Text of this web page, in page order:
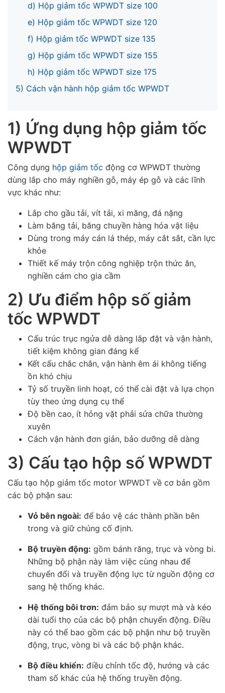
d) Hộp giảm tốc WPWDT size 100
e) Hộp giảm tốc WPWDT size 120
f) Hộp giảm tốc WPWDT size 135
g) Hộp giảm tốc WPWDT size 155
h) Hộp giảm tốc WPWDT size 175
5) Cách vận hành hộp giảm tốc WPWDT
1) Ứng dụng hộp giảm tốc
WPWDT
Công dụng hộp giảm tốc động cơ WPWDT thường
dùng lắp cho máy nghiền gỗ, máy ép gỗ và các lĩnh
vực khác như:
Lắp cho gầu tải, vít tải, xi măng, đá nặng
Làm băng tải, băng chuyền hàng hóa vật liệu
Dùng trong máy cán lá thép, máy cắt sắt, cần lực
khỏe
Thiết kế máy trộn công nghiệp trộn thức ăn,
nghiền cám cho gia cầm
2) Ưu điểm hộp số giảm
tốc WPWDT
Cấu trúc trục ngửa dễ dàng lắp đặt và vận hành,
tiết kiệm không gian đáng kể
Kết cấu chắc chắn, vận hành êm ái không tiếng
ồn khó chịu
Tỷ số truyền linh hoạt, có thể cài đặt và lựa chọn
tùy theo ứng dụng cụ thể
Độ bền cao, ít hỏng vặt phải sửa chữa thường
xuyên
Cách vận hành đơn giản, bảo dưỡng dễ dàng
3) Cấu tạo hộp số WPWDT
Cấu tạo hộp giảm tốc motor WPWDT về cơ bản gồm
các bộ phận sau:
Vỏ bên ngoài: để bảo vệ các thành phần bên
trong và giữ chúng cố định.
Bộ truyền động: gồm bánh răng, trục và vòng bi.
Những bộ phận này làm việc cùng nhau để
chuyển đổi và truyền động lực từ nguồn động cơ
sang hệ thống khác.
Hệ thống bôi trơn: đảm bảo sự mượt mà và kéo
dài tuổi thọ của các bộ phận chuyển động. Điều
này có thể bao gồm các bộ phận như bộ truyền
động, trục, vòng bi và các bộ phận khác.
Bộ điều khiển: điều chỉnh tốc độ, hướng và các
tham số khác của hệ thống truyền động.